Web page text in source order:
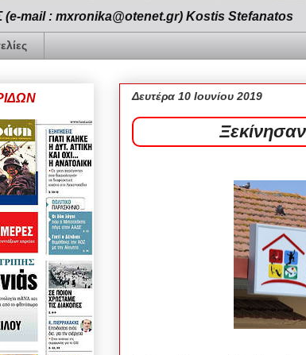
mail : mxronika@otenet.gr) Kostis Stefanatos
Δευτέρα 10 Ιουνίου 2019